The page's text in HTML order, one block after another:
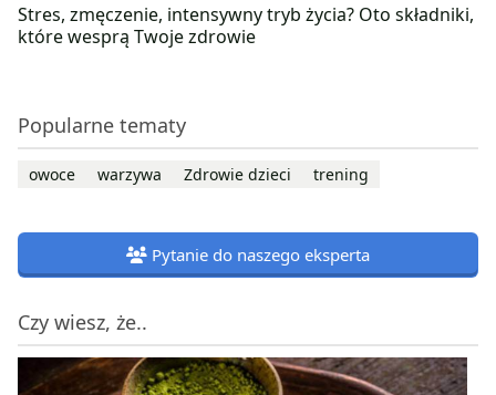
Stres, zmęczenie, intensywny tryb życia? Oto składniki,
które wesprą Twoje zdrowie
Popularne tematy
owoce warzywa Zdrowie dzieci trening
Pytanie do naszego eksperta
Czy wiesz, że..